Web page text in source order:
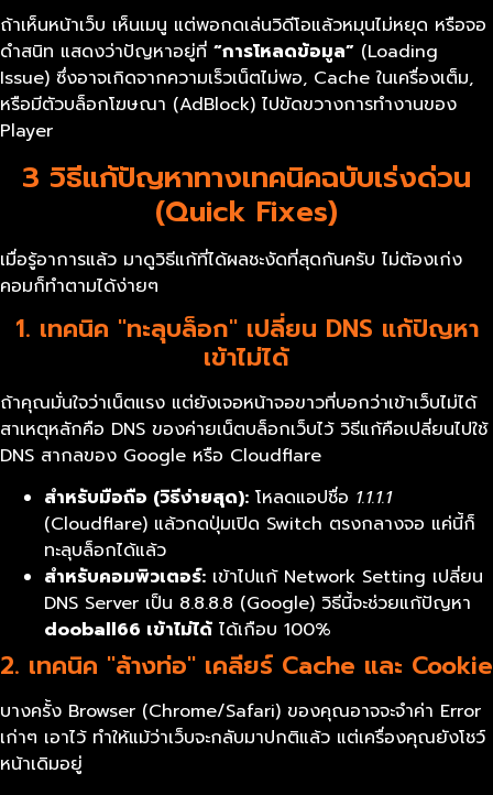
ถ้าเห็นหน้าเว็บ เห็นเมนู แต่พอกดเล่นวิดีโอแล้วหมุนไม่หยุด หรือจอ
ดำสนิท แสดงว่าปัญหาอยู่ที่ “การโหลดข้อมูล” (Loading
Issue) ซึ่งอาจเกิดจากความเร็วเน็ตไม่พอ, Cache ในเครื่องเต็ม,
หรือมีตัวบล็อกโฆษณา (AdBlock) ไปขัดขวางการทำงานของ
Player
3 วิธีแก้ปัญหาทางเทคนิคฉบับเร่งด่วน
(Quick Fixes)
เมื่อรู้อาการแล้ว มาดูวิธีแก้ที่ได้ผลชะงัดที่สุดกันครับ ไม่ต้องเก่ง
คอมก็ทำตามได้ง่ายๆ
1. เทคนิค "ทะลุบล็อก" เปลี่ยน DNS แก้ปัญหา
เข้าไม่ได้
ถ้าคุณมั่นใจว่าเน็ตแรง แต่ยังเจอหน้าจอขาวที่บอกว่าเข้าเว็บไม่ได้
สาเหตุหลักคือ DNS ของค่ายเน็ตบล็อกเว็บไว้ วิธีแก้คือเปลี่ยนไปใช้
DNS สากลของ Google หรือ Cloudflare
สำหรับมือถือ (วิธีง่ายสุด): โหลดแอปชื่อ 1.1.1.1
(Cloudflare) แล้วกดปุ่มเปิด Switch ตรงกลางจอ แค่นี้ก็
ทะลุบล็อกได้แล้ว
สำหรับคอมพิวเตอร์: เข้าไปแก้ Network Setting เปลี่ยน
DNS Server เป็น 8.8.8.8 (Google) วิธีนี้จะช่วยแก้ปัญหา
dooball66 เข้าไม่ได้ ได้เกือบ 100%
2. เทคนิค "ล้างท่อ" เคลียร์ Cache และ Cookie
บางครั้ง Browser (Chrome/Safari) ของคุณอาจจะจำค่า Error
เก่าๆ เอาไว้ ทำให้แม้ว่าเว็บจะกลับมาปกติแล้ว แต่เครื่องคุณยังโชว์
หน้าเดิมอยู่